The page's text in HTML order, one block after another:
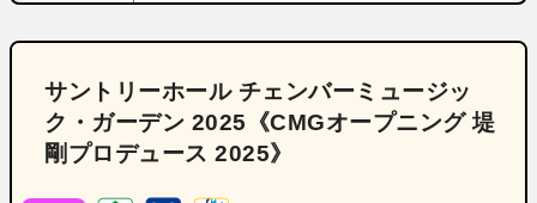
サントリーホール チェンバーミュージッ
ク・ガーデン 2025《CMGオープニング 堤
剛プロデュース 2025》